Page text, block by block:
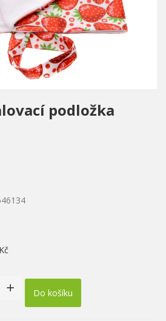
podložka
Do košíku